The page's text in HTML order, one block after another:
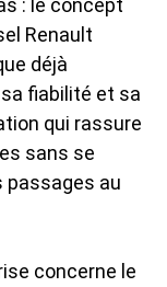
: le concept
Renault
déjà
fiabilité et sa
qui rassure
sans se
passages au
concerne le